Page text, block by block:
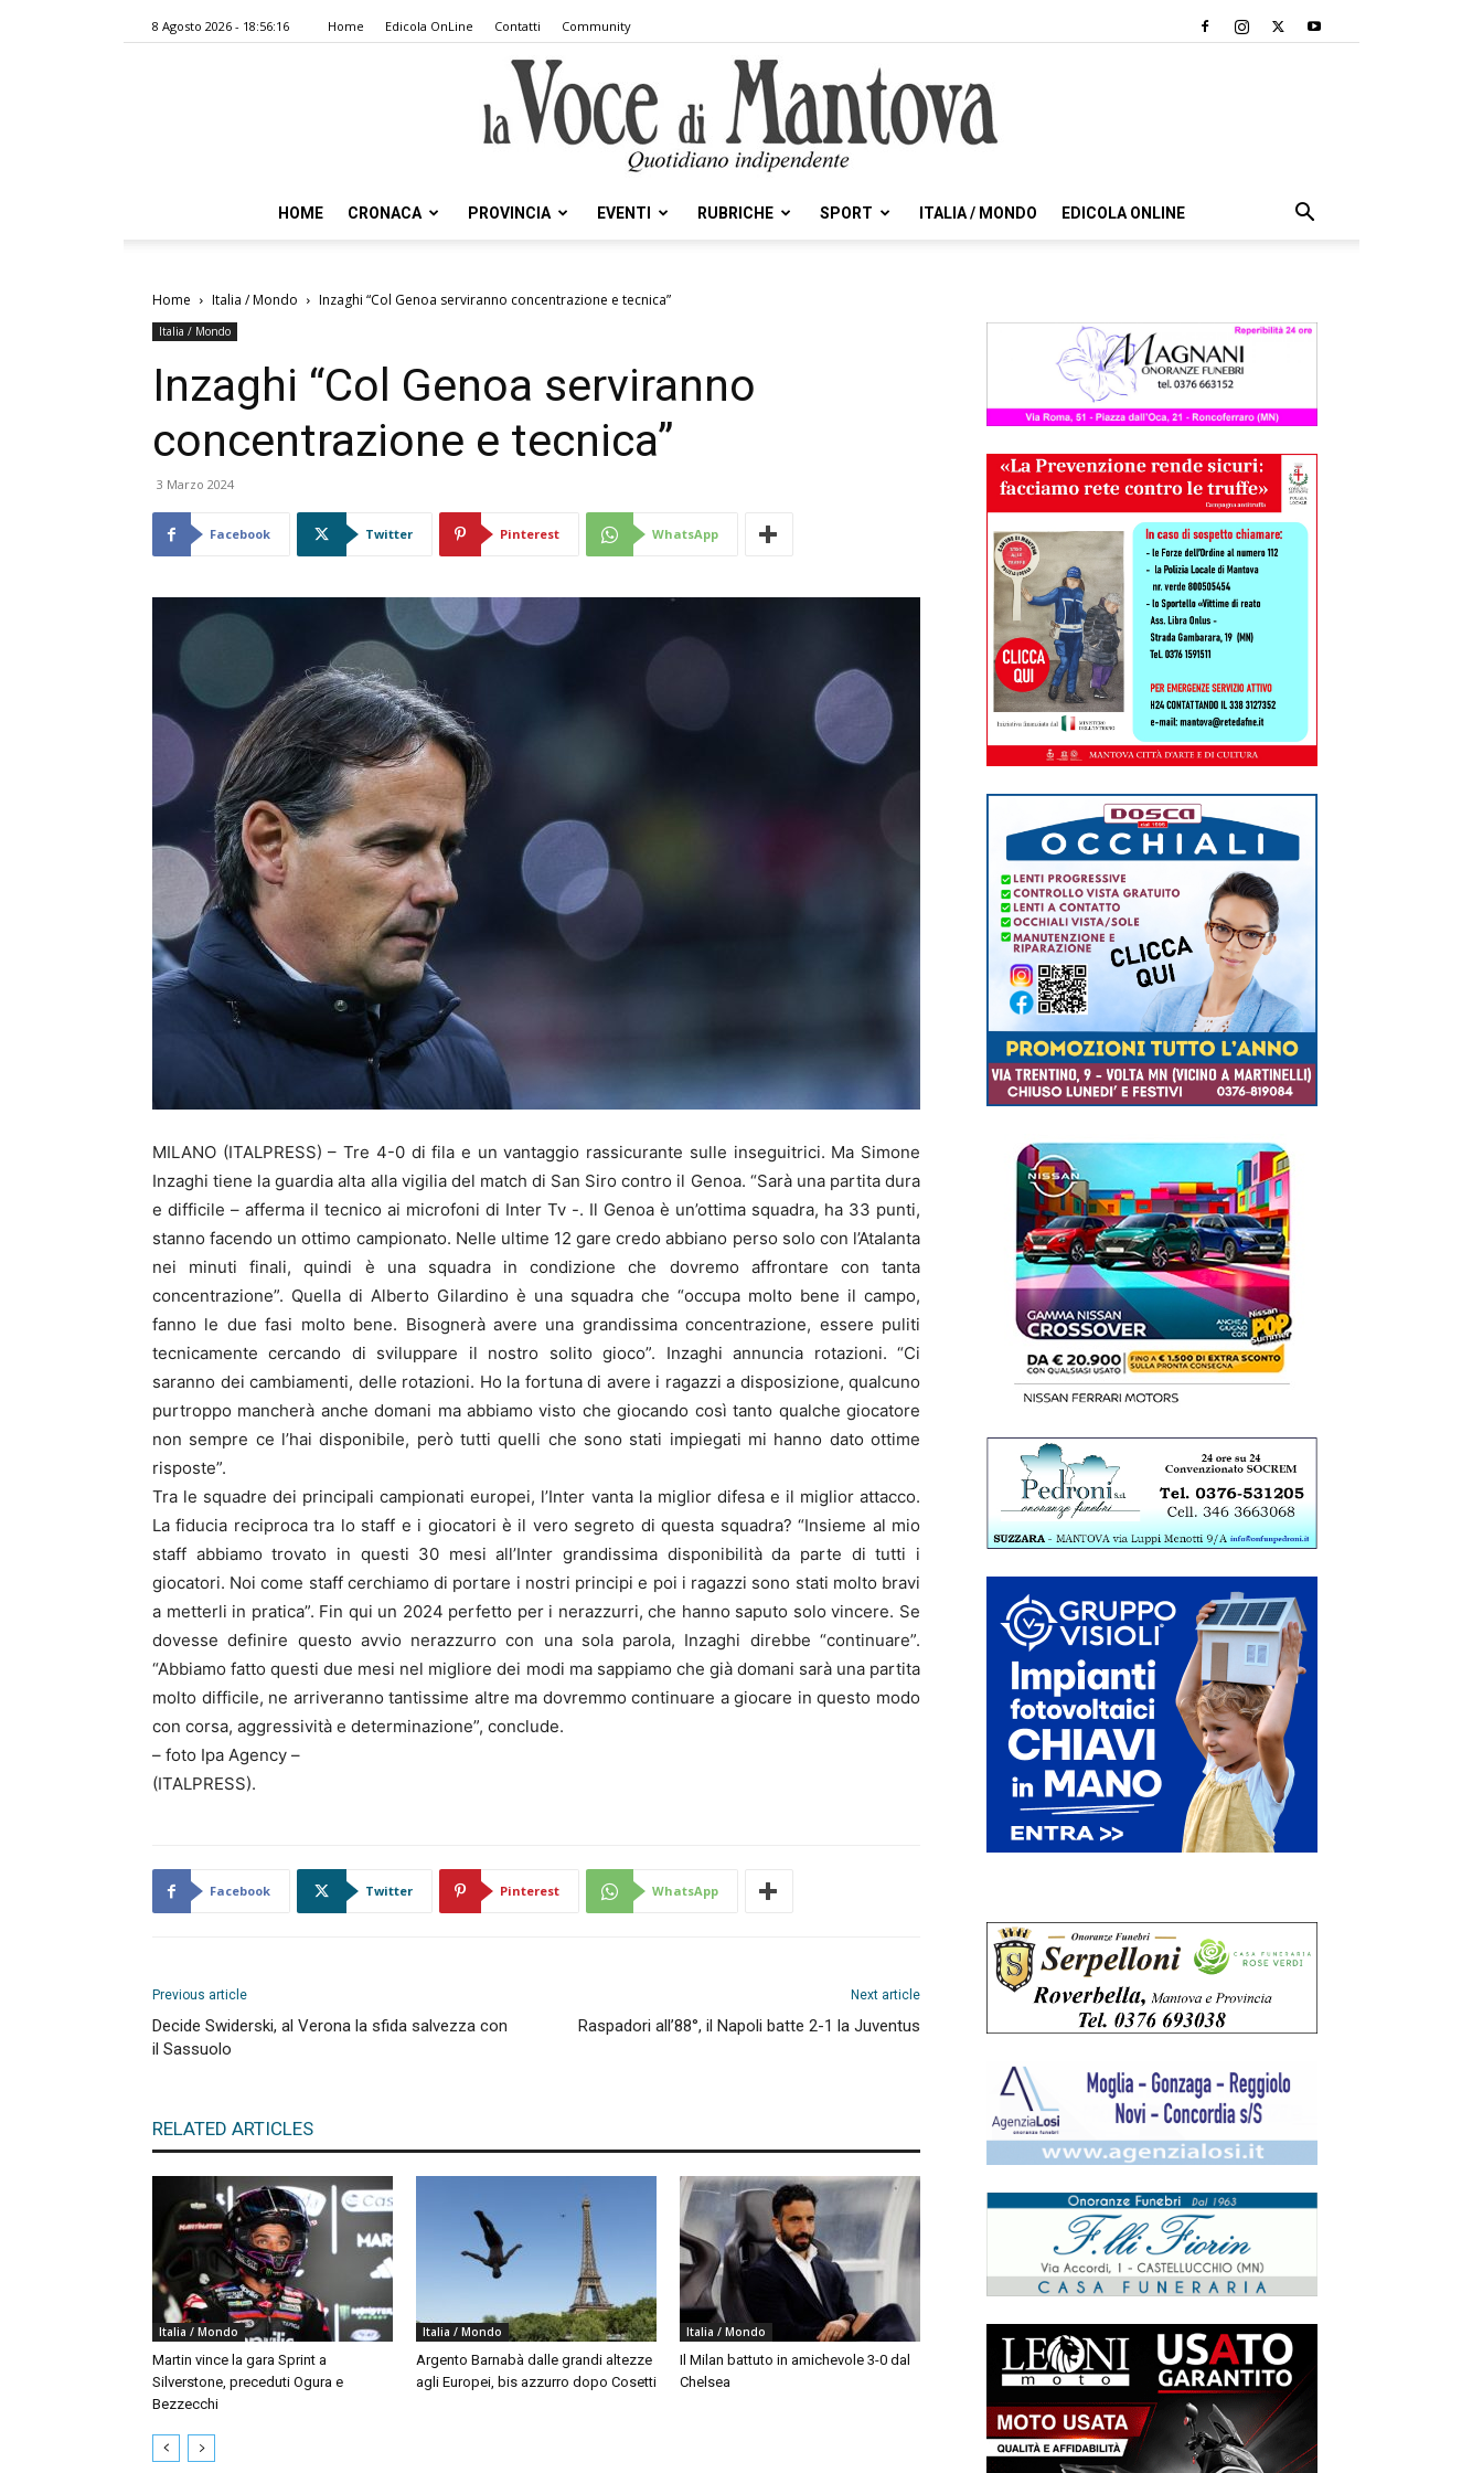
8 Agosto 2026 - 18:56:16 Home Edicola OnLine Contatti Community
Voce
HOME CRONACA PROVINCIA EVENTI RUBRICHE SPORT ITALIA / MONDO EDICOLA ONLINE
Home Italia / Mondo Inzaghi “Col Genoa serviranno concentrazione e tecnica”
Italia / Mondo
Inzaghi “Col Genoa serviranno
concentrazione e tecnica”
3 Marzo 2024
Facebook Twitter Pinterest WhatsApp
MILANO (ITALPRESS) – Tre 4-0 di fila e un vantaggio rassicurante sulle inseguitrici. Ma Simone
Inzaghi tiene la guardia alta alla vigilia del match di San Siro contro il Genoa. “Sarà una partita dura
e difficile – afferma il tecnico ai microfoni di Inter Tv -. Il Genoa è un’ottima squadra, ha 33 punti,
stanno facendo un ottimo campionato. Nelle ultime 12 gare credo abbiano perso solo con l’Atalanta
nei minuti finali, quindi è una squadra in condizione che dovremo affrontare con tanta
concentrazione”. Quella di Alberto Gilardino è una squadra che “occupa molto bene il campo,
fanno le due fasi molto bene. Bisognerà avere una grandissima concentrazione, essere puliti
tecnicamente cercando di sviluppare il nostro solito gioco”. Inzaghi annuncia rotazioni. “Ci
saranno dei cambiamenti, delle rotazioni. Ho la fortuna di avere i ragazzi a disposizione, qualcuno
purtroppo mancherà anche domani ma abbiamo visto che giocando così tanto qualche giocatore
non sempre ce l’hai disponibile, però tutti quelli che sono stati impiegati mi hanno dato ottime
risposte”.
Tra le squadre dei principali campionati europei, l’Inter vanta la miglior difesa e il miglior attacco.
La fiducia reciproca tra lo staff e i giocatori è il vero segreto di questa squadra? “Insieme al mio
staff abbiamo trovato in questi 30 mesi all’Inter grandissima disponibilità da parte di tutti i
giocatori. Noi come staff cerchiamo di portare i nostri principi e poi i ragazzi sono stati molto bravi
a metterli in pratica”. Fin qui un 2024 perfetto per i nerazzurri, che hanno saputo solo vincere. Se
dovesse definire questo avvio nerazzurro con una sola parola, Inzaghi direbbe “continuare”.
“Abbiamo fatto questi due mesi nel migliore dei modi ma sappiamo che già domani sarà una partita
molto difficile, ne arriveranno tantissime altre ma dovremmo continuare a giocare in questo modo
con corsa, aggressività e determinazione”, conclude.
– foto Ipa Agency –
(ITALPRESS).
Facebook Twitter Pinterest WhatsApp
Previous article
Decide Swiderski, al Verona la sfida salvezza con
il Sassuolo
Next article
Raspadori all’88°, il Napoli batte 2-1 la Juventus
RELATED ARTICLES
Italia / Mondo
Martin vince la gara Sprint a
Silverstone, preceduti Ogura e
Bezzecchi
Italia / Mondo
Argento Barnabà dalle grandi altezze
agli Europei, bis azzurro dopo Cosetti
Italia / Mondo
Il Milan battuto in amichevole 3-0 dal
Chelsea